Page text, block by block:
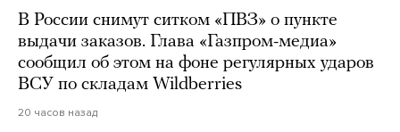
В России снимут ситком «ПВЗ» о пункте
выдачи заказов. Глава «Газпром-медиа»
сообщил об этом на фоне регулярных ударов
ВСУ по складам Wildberries
20 часов назад